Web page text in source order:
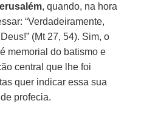
, quando, na hora
“Verdadeiramente,
(Mt 27, 54). Sim, o
memorial do batismo e
central que lhe foi
quer indicar essa sua
profecia.